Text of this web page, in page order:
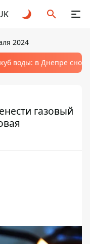
2024
воды: в Днепре
газовый